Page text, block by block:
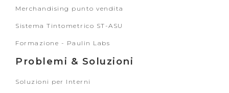
Merchandising punto vendita
Sistema Tintometrico ST-ASU
Formazione - Paulin Labs
Problemi & Soluzioni
Soluzioni per Interni